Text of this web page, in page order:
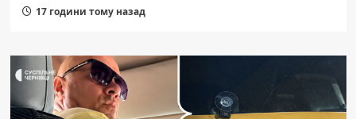
17 години тому назад